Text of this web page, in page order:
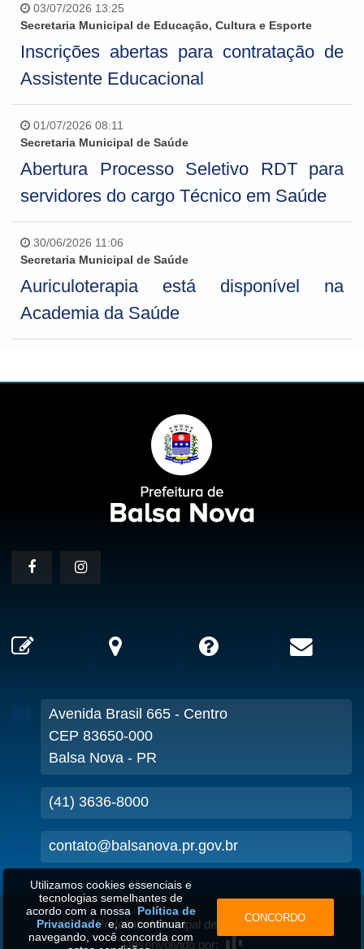
03/07/2026 13:25
Secretaria Municipal de Educação, Cultura e Esporte
Inscrições abertas para contratação de
Assistente Educacional
01/07/2026 08:11
Secretaria Municipal de Saúde
Abertura Processo Seletivo RDT para
servidores do cargo Técnico em Saúde
30/06/2026 11:06
Secretaria Municipal de Saúde
Auriculoterapia está disponível na
Academia da Saúde
Avenida Brasil 665 - Centro
CEP 83650-000
Balsa Nova - PR
(41) 3636-8000
contato@balsanova.pr.gov.br
2026 ©Prefeitura Municipal de Balsa Nova-PR
Desenvolvido por:
Utilizamos cookies essenciais e
tecnologias semelhantes de
acordo com a nossa Política de
Privacidadee, ao continuar
navegando, você concorda com
CONCORDO